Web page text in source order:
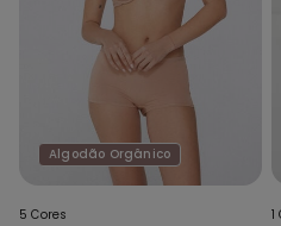
Algodão Orgânico
5 Cores 1